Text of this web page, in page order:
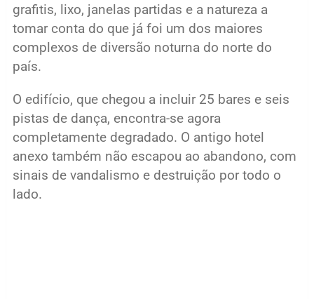
grafitis, lixo, janelas partidas e a natureza a
tomar conta do que já foi um dos maiores
complexos de diversão noturna do norte do
país.
O edifício, que chegou a incluir 25 bares e seis
pistas de dança, encontra-se agora
completamente degradado. O antigo hotel
anexo também não escapou ao abandono, com
sinais de vandalismo e destruição por todo o
lado.